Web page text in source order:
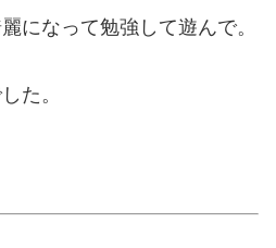
になって勉強して遊んで。
た。